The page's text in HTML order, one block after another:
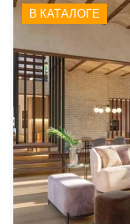
В КАТАЛОГЕ